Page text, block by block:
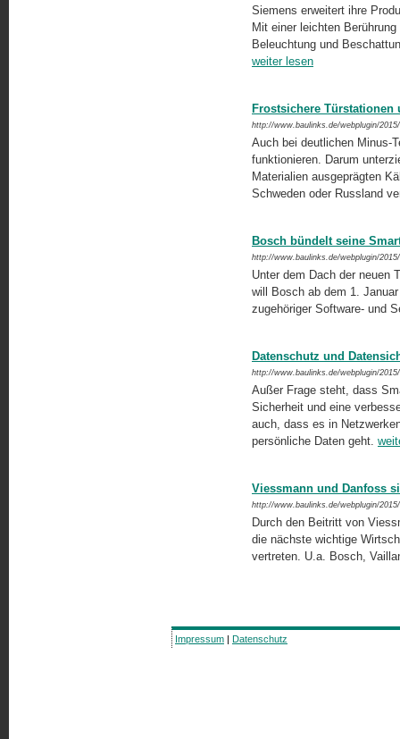
Siemens erweitert ihre
Mit einer leichten
Beleuchtung und
weiter lesen
Frostsichere
http://www.baulinks.de/webplugin/
Auch bei deutlichen Minus-
funktionieren. Darum
Materialien ausgeprägten
Schweden oder Russland
Bosch bündelt seine
http://www.baulinks.de/webplugin/
Unter dem Dach der neuen
will Bosch ab dem 1.
zugehöriger Software- und
Datenschutz und
http://www.baulinks.de/webplugin/
Außer Frage steht, dass
Sicherheit und eine
auch, dass es in
persönliche Daten geht.
Viessmann und Danfoss
http://www.baulinks.de/webplugin/
Durch den Beitritt von
die nächste wichtige
vertreten. U.a. Bosch,
Impressum | Datenschutz